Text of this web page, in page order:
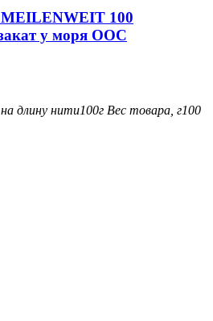
100
у моря ООС
длину нити100г Вес товара, г100